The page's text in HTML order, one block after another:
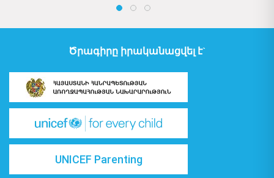
Ծրագիրը իրականացվել է`
UNICEF Parenting